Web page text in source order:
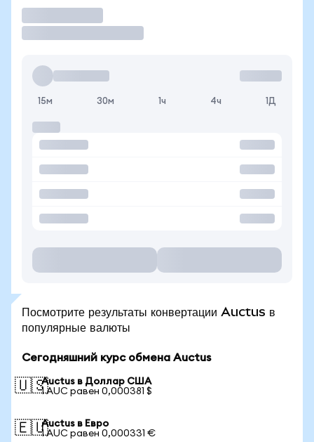
15м 30м 1ч 4ч 1Д
Посмотрите результаты конвертации Auctus в
популярные валюты
Сегодняшний курс обмена Auctus
🇺🇸Auctus в Доллар США
1 AUC равен 0,000381 $
🇪🇺Auctus в Евро
1 AUC равен 0,000331 €